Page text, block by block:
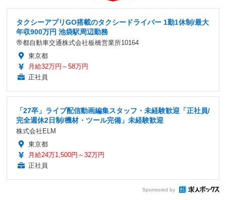
タクシーアプリGO搭載のタクシードライバー 1勤1休制/最大
年収900万円 池袋駅周辺勤務
帝都自動車交通株式会社板橋営業所10164
東京都
月給32万円～58万円
正社員
「27卒」ライブ配信動画編集スタッフ・未経験歓迎「正社員/
完全週休2日制/機材・ツール完備」未経験歓迎
株式会社ELM
東京都
月給24万1,500円～32万円
正社員
Sponsored by